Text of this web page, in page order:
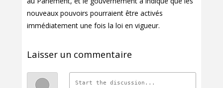
nouveaux pouvoirs pourraient être activés
immédiatement une fois la loi en vigueur.
Laisser un commentaire